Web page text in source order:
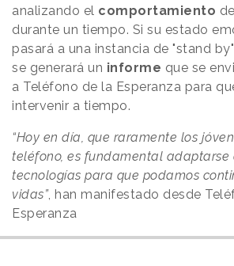
analizando el comportamiento
durante un tiempo. Si su estado
pasará a una instancia de "stand
se generará un informe que se
a Teléfono de la Esperanza para
intervenir a tiempo.
“Hoy en día, que raramente los
teléfono, es fundamental adaptarse
tecnologías para que podamos
vidas”, han manifestado desde
Esperanza